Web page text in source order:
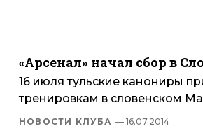
«Арсенал» начал сбор в
16 июля тульские канониры
тренировкам в словенском
НОВОСТИ КЛУБА — 16.07.2014